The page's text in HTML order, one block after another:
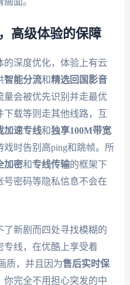
高级体验的保障
深度优化，体验上有云
智能分流和精选回国影音
会被优先识别并走最优
载等则走其他线路，互
加速专线和独享100M带宽
时告别高ping和跳帧。所
加密和专线传输的框架下
密码等隐私信息不会在
新剧而四处寻找模糊的
专线，在优酷上享受着
质，并且因为售后实时保
你完全不用担心突发的中